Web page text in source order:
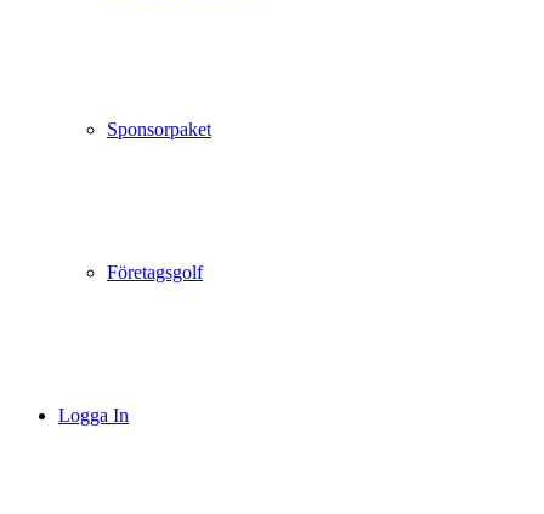
Sponsorpaket
Företagsgolf
Logga In